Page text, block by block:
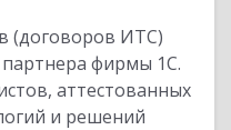
(договоров ИТС)
фирмы 1С.
аттестованных
и решений